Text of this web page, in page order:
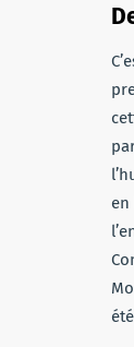
en